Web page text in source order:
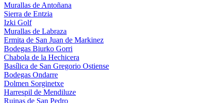
Murallas de Antoñana
Sierra de Entzia
Izki Golf
Murallas de Labraza
Ermita de San Juan de Markinez
Bodegas Biurko Gorri
Chabola de la Hechicera
Basílica de San Gregorio Ostiense
Bodegas Ondarre
Dolmen Sorginetxe
Harrespil de Mendiluze
Ruinas de San Pedro